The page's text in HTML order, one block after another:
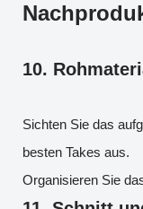
10.
Sichten Sie das
besten Takes aus.
Organisieren Sie